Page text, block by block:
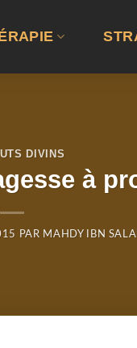
DIVINS
à
PAR MAHDY IBN